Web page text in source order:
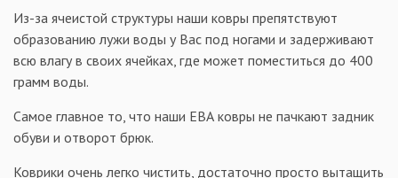
Из-за ячеистой структуры наши ковры препятствуют
образованию лужи воды у Вас под ногами и задерживают
всю влагу в своих ячейках, где может поместиться до 400
грамм воды.
Самое главное то, что наши ЕВА ковры не пачкают задник
обуви и отворот брюк.
Коврики очень легко чистить, достаточно просто вытащить